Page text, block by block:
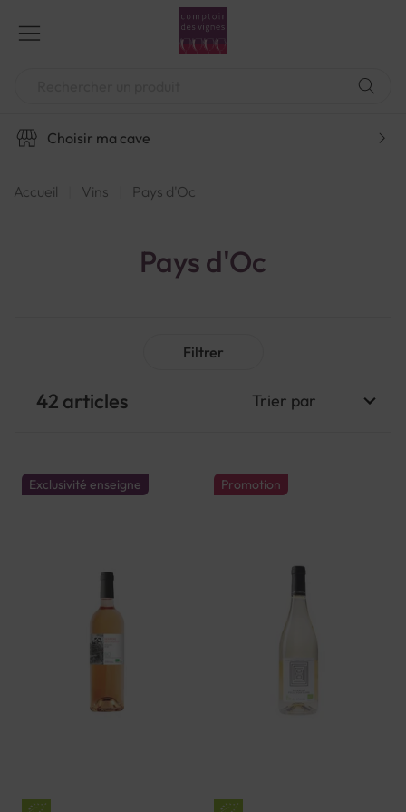
contenu
Choisir ma cave
Accueil Vins Pays d'Oc
Pays d'Oc
42 articles
Exclusivité enseigne Promotion
Filtrer